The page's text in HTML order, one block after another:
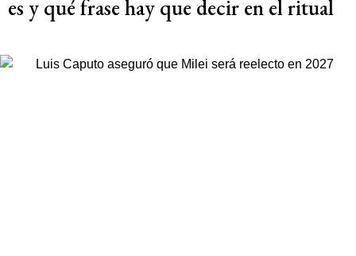
es y qué frase hay que decir en el ritual